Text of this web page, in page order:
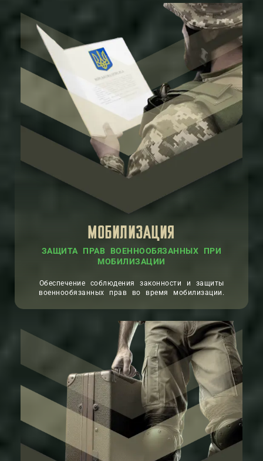
МОБИЛИЗАЦИЯ
ЗАЩИТА ПРАВ ВОЕННООБЯЗАННЫХ ПРИ
МОБИЛИЗАЦИИ
Обеспечение соблюдения законности и защиты
военнообязанных прав во время мобилизации.